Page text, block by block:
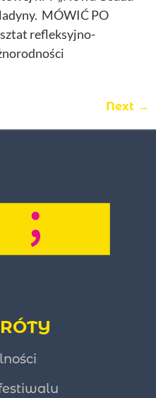
MÓWIĆ PO
refleksyjno-
Next →